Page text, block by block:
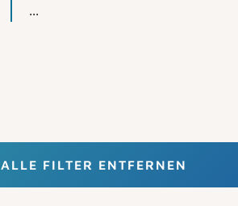
...
ALLE FILTER ENTFERNEN